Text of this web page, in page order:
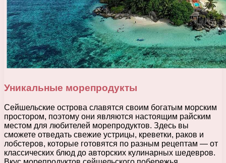
Уникальные морепродукты
Сейшельские острова славятся своим богатым морским
простором, поэтому они являются настоящим райским
местом для любителей морепродуктов. Здесь вы
сможете отведать свежие устрицы, креветки, раков и
лобстеров, которые готовятся по разным рецептам — от
классических блюд до авторских кулинарных шедевров.